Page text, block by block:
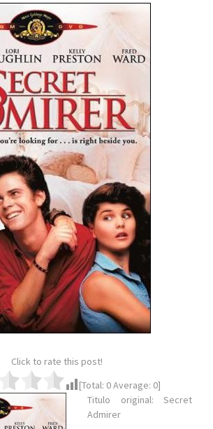
Click to rate this post!
[Total: 0Average: 0]
Titulo original: Secret
Admirer